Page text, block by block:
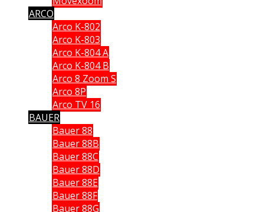
ARCO
Arco K-802
Arco K-803
Arco K-804 A
Arco K-804 B
Arco 8 Zoom S
Arco 8P
Arco TV 16
BAUER
Bauer 88
Bauer 88B
Bauer 88C
Bauer 88D
Bauer 88E
Bauer 88F
Bauer 88G